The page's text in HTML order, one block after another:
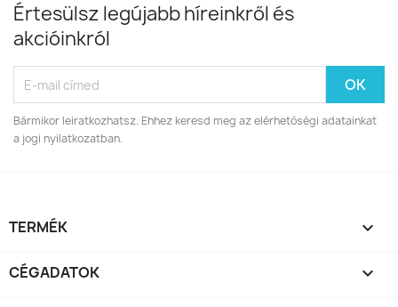
Értesülsz legújabb híreinkről és
akcióinkról
Bármikor leiratkozhatsz. Ehhez keresd meg az elérhetőségi adatainkat
a jogi nyilatkozatban.
TERMÉK 
CÉGADATOK 